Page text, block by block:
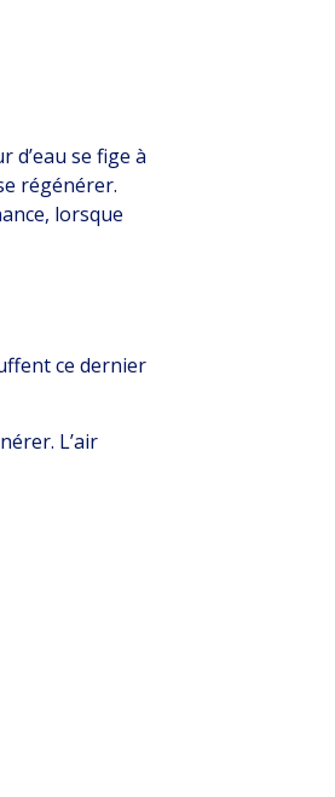
d’eau se fige à
régénérer.
lorsque
ce dernier
L’air